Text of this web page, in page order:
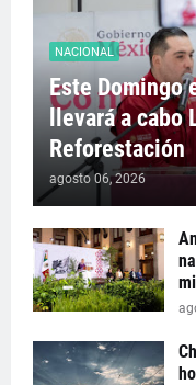
NACIONAL
Este Domingo
llevará a cabo
Reforestación
agosto 06, 2026